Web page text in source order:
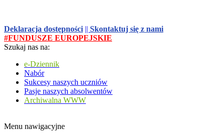
Deklaracja dostępności || Skontaktuj się z nami
#FUNDUSZE EUROPEJSKIE
Szukaj nas na:
e-Dziennik
Nabór
Sukcesy naszych uczniów
Pasje naszych absolwentów
Archiwalna WWW
Menu nawigacyjne